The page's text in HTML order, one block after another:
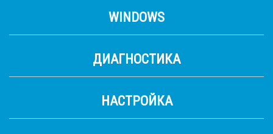
WINDOWS
ДИАГНОСТИКА
НАСТРОЙКА